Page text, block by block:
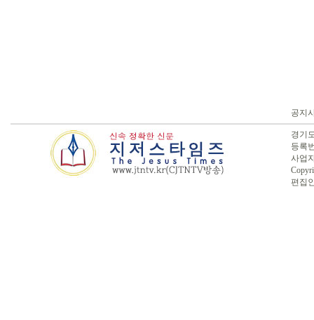
공지
경기
등록
사업
편집